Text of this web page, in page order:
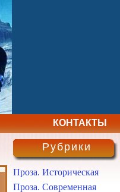
КОНТАКТЫ
Рубрики
Проза. Историческая
Проза. Современная